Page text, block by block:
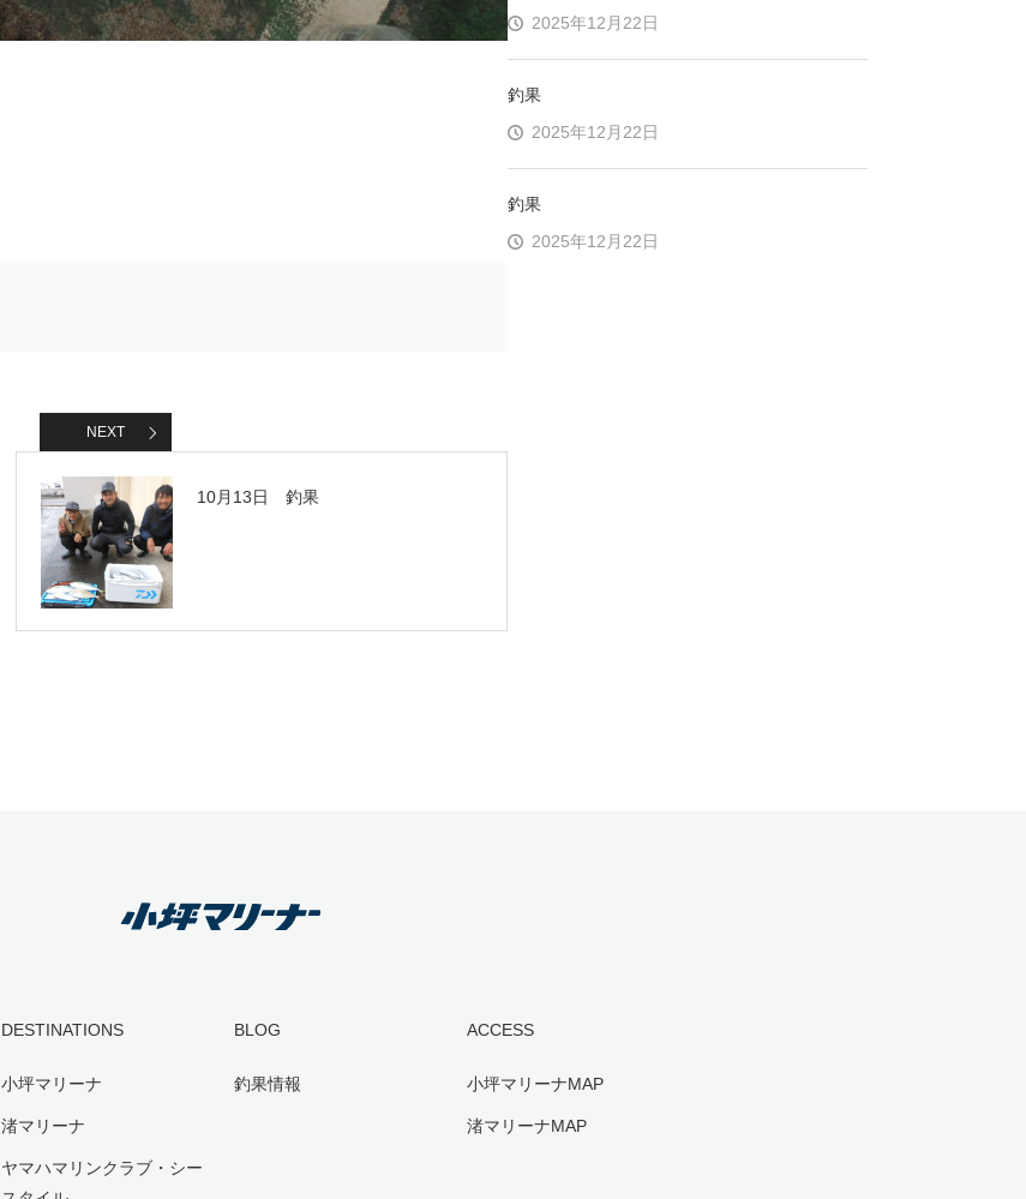
NEXT
10月13日 釣果
2025年12月22日
釣果
2025年12月22日
釣果
2025年12月22日
DESTINATIONS
小坪マリーナ
渚マリーナ
ヤマハマリンクラブ・シー
BLOG
釣果情報
ACCESS
小坪マリーナMAP
渚マリーナMAP